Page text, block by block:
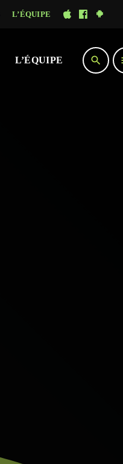
L’ÉQUIPE
L’ÉQUIPE search